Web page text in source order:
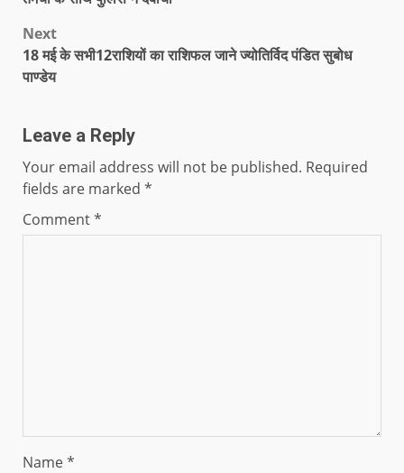
Next
18 मई के सभी12राशियों का राशिफल जाने ज्योतिर्विद पंडित सुबोध
पाण्डेय
Leave a Reply
Your email address will not be published. Required
fields are marked *
Comment*
Name*